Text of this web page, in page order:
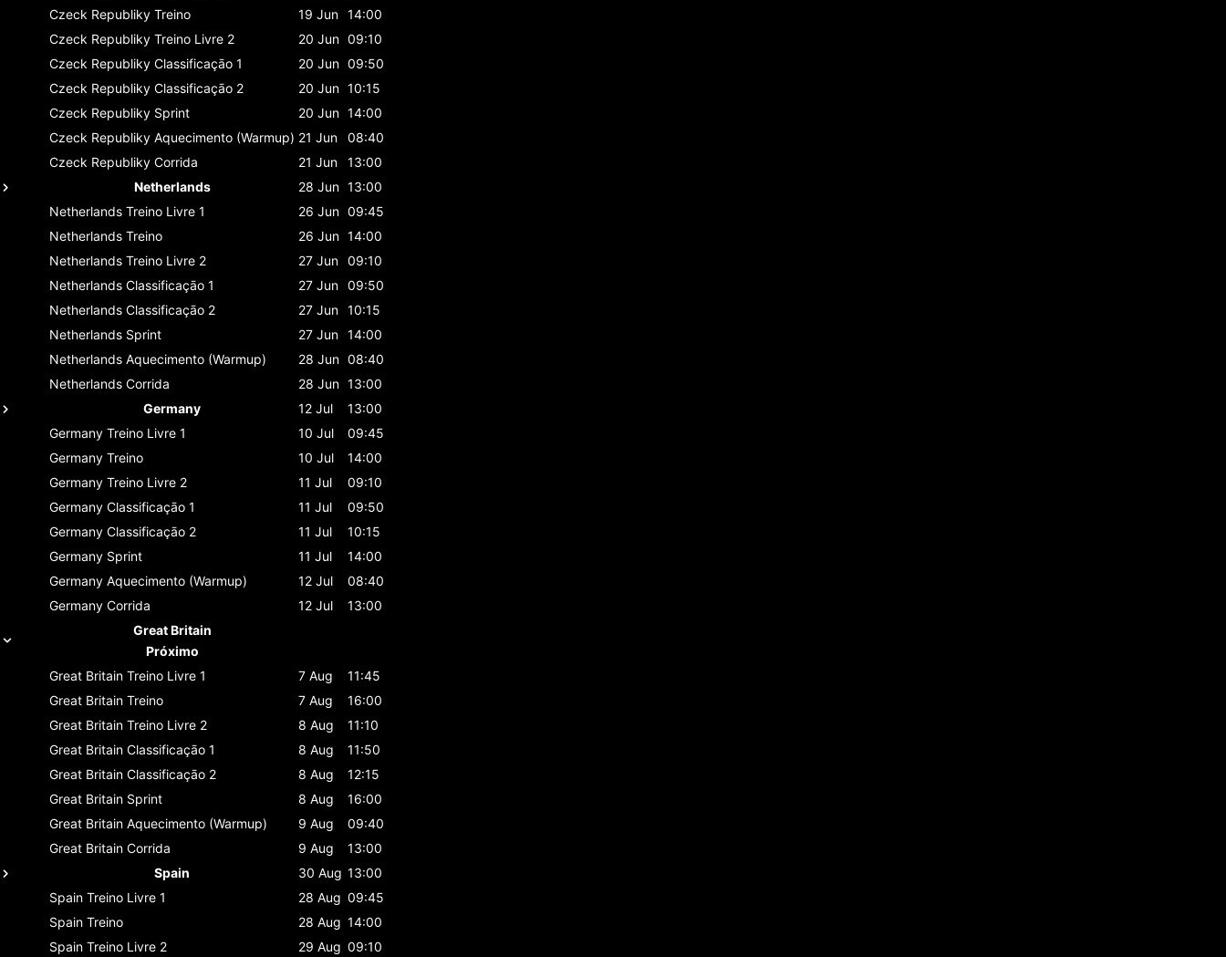
Czeck Republiky Treino 19 Jun 14:00
Czeck Republiky Treino Livre 2 20 Jun 09:10
Czeck Republiky Classificaçāo 1 20 Jun 09:50
Czeck Republiky Classificaçāo 2 20 Jun 10:15
Czeck Republiky Sprint 20 Jun 14:00
Czeck Republiky Aquecimento (Warmup) 21 Jun
08:40
Czeck Republiky Corrida 21 Jun
13:00
Netherlands
28 Jun 13:00
Netherlands Treino Livre 1 26 Jun 09:45
Netherlands Treino 26 Jun 14:00
Netherlands Treino Livre 2 27 Jun 09:10
Netherlands Classificaçāo 1 27 Jun 09:50
Netherlands Classificaçāo 2 27 Jun 10:15
Netherlands Sprint 27 Jun 14:00
Netherlands Aquecimento (Warmup) 28 Jun 08:40
Netherlands Corrida 28 Jun 13:00
Germany
12 Jul
13:00
Germany Treino Livre 1 10 Jul
09:45
Germany Treino 10 Jul
14:00
Germany Treino Livre 2 11 Jul
09:10
Germany Classificaçāo 1 11 Jul
09:50
Germany Classificaçāo 2 11 Jul
10:15
Germany Sprint 11 Jul
14:00
Germany Aquecimento (Warmup) 12 Jul
08:40
Germany Corrida 12 Jul
13:00
Great Britain
Próximo
Great Britain Treino Livre 1 7 Aug
11:45
Great Britain Treino 7 Aug
16:00
Great Britain Treino Livre 2 8 Aug
11:10
Great Britain Classificaçāo 1 8 Aug
11:50
Great Britain Classificaçāo 2 8 Aug
12:15
Great Britain Sprint 8 Aug
16:00
Great Britain Aquecimento (Warmup) 9 Aug
09:40
Great Britain Corrida 9 Aug
13:00
Spain
30 Aug 13:00
Spain Treino Livre 1 28 Aug 09:45
Spain Treino 28 Aug 14:00
Spain Treino Livre 2 29 Aug 09:10